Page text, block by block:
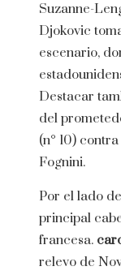
Suzanne-
Djokovic
escenario,
Destacar
del
(n° 10)
Fognini.
Por el lado
principal
francesa.
relevo de